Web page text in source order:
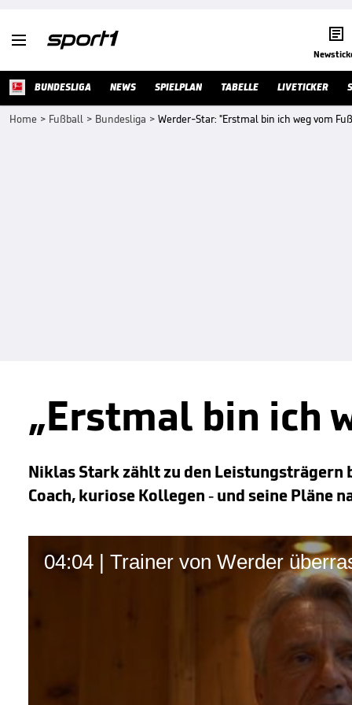
 
BUNDESLIGA NEWS SPIELPLAN TABELLE LIVETICKER
Home > Fußball > Bundesliga > Werder-Star: "Erstmal bin ich weg vom
„Erstmal bin ich
Niklas Stark zählt zu den Leistungsträgern
Coach, kuriose Kollegen - und seine Pläne
04:04 | Trainer von Werder